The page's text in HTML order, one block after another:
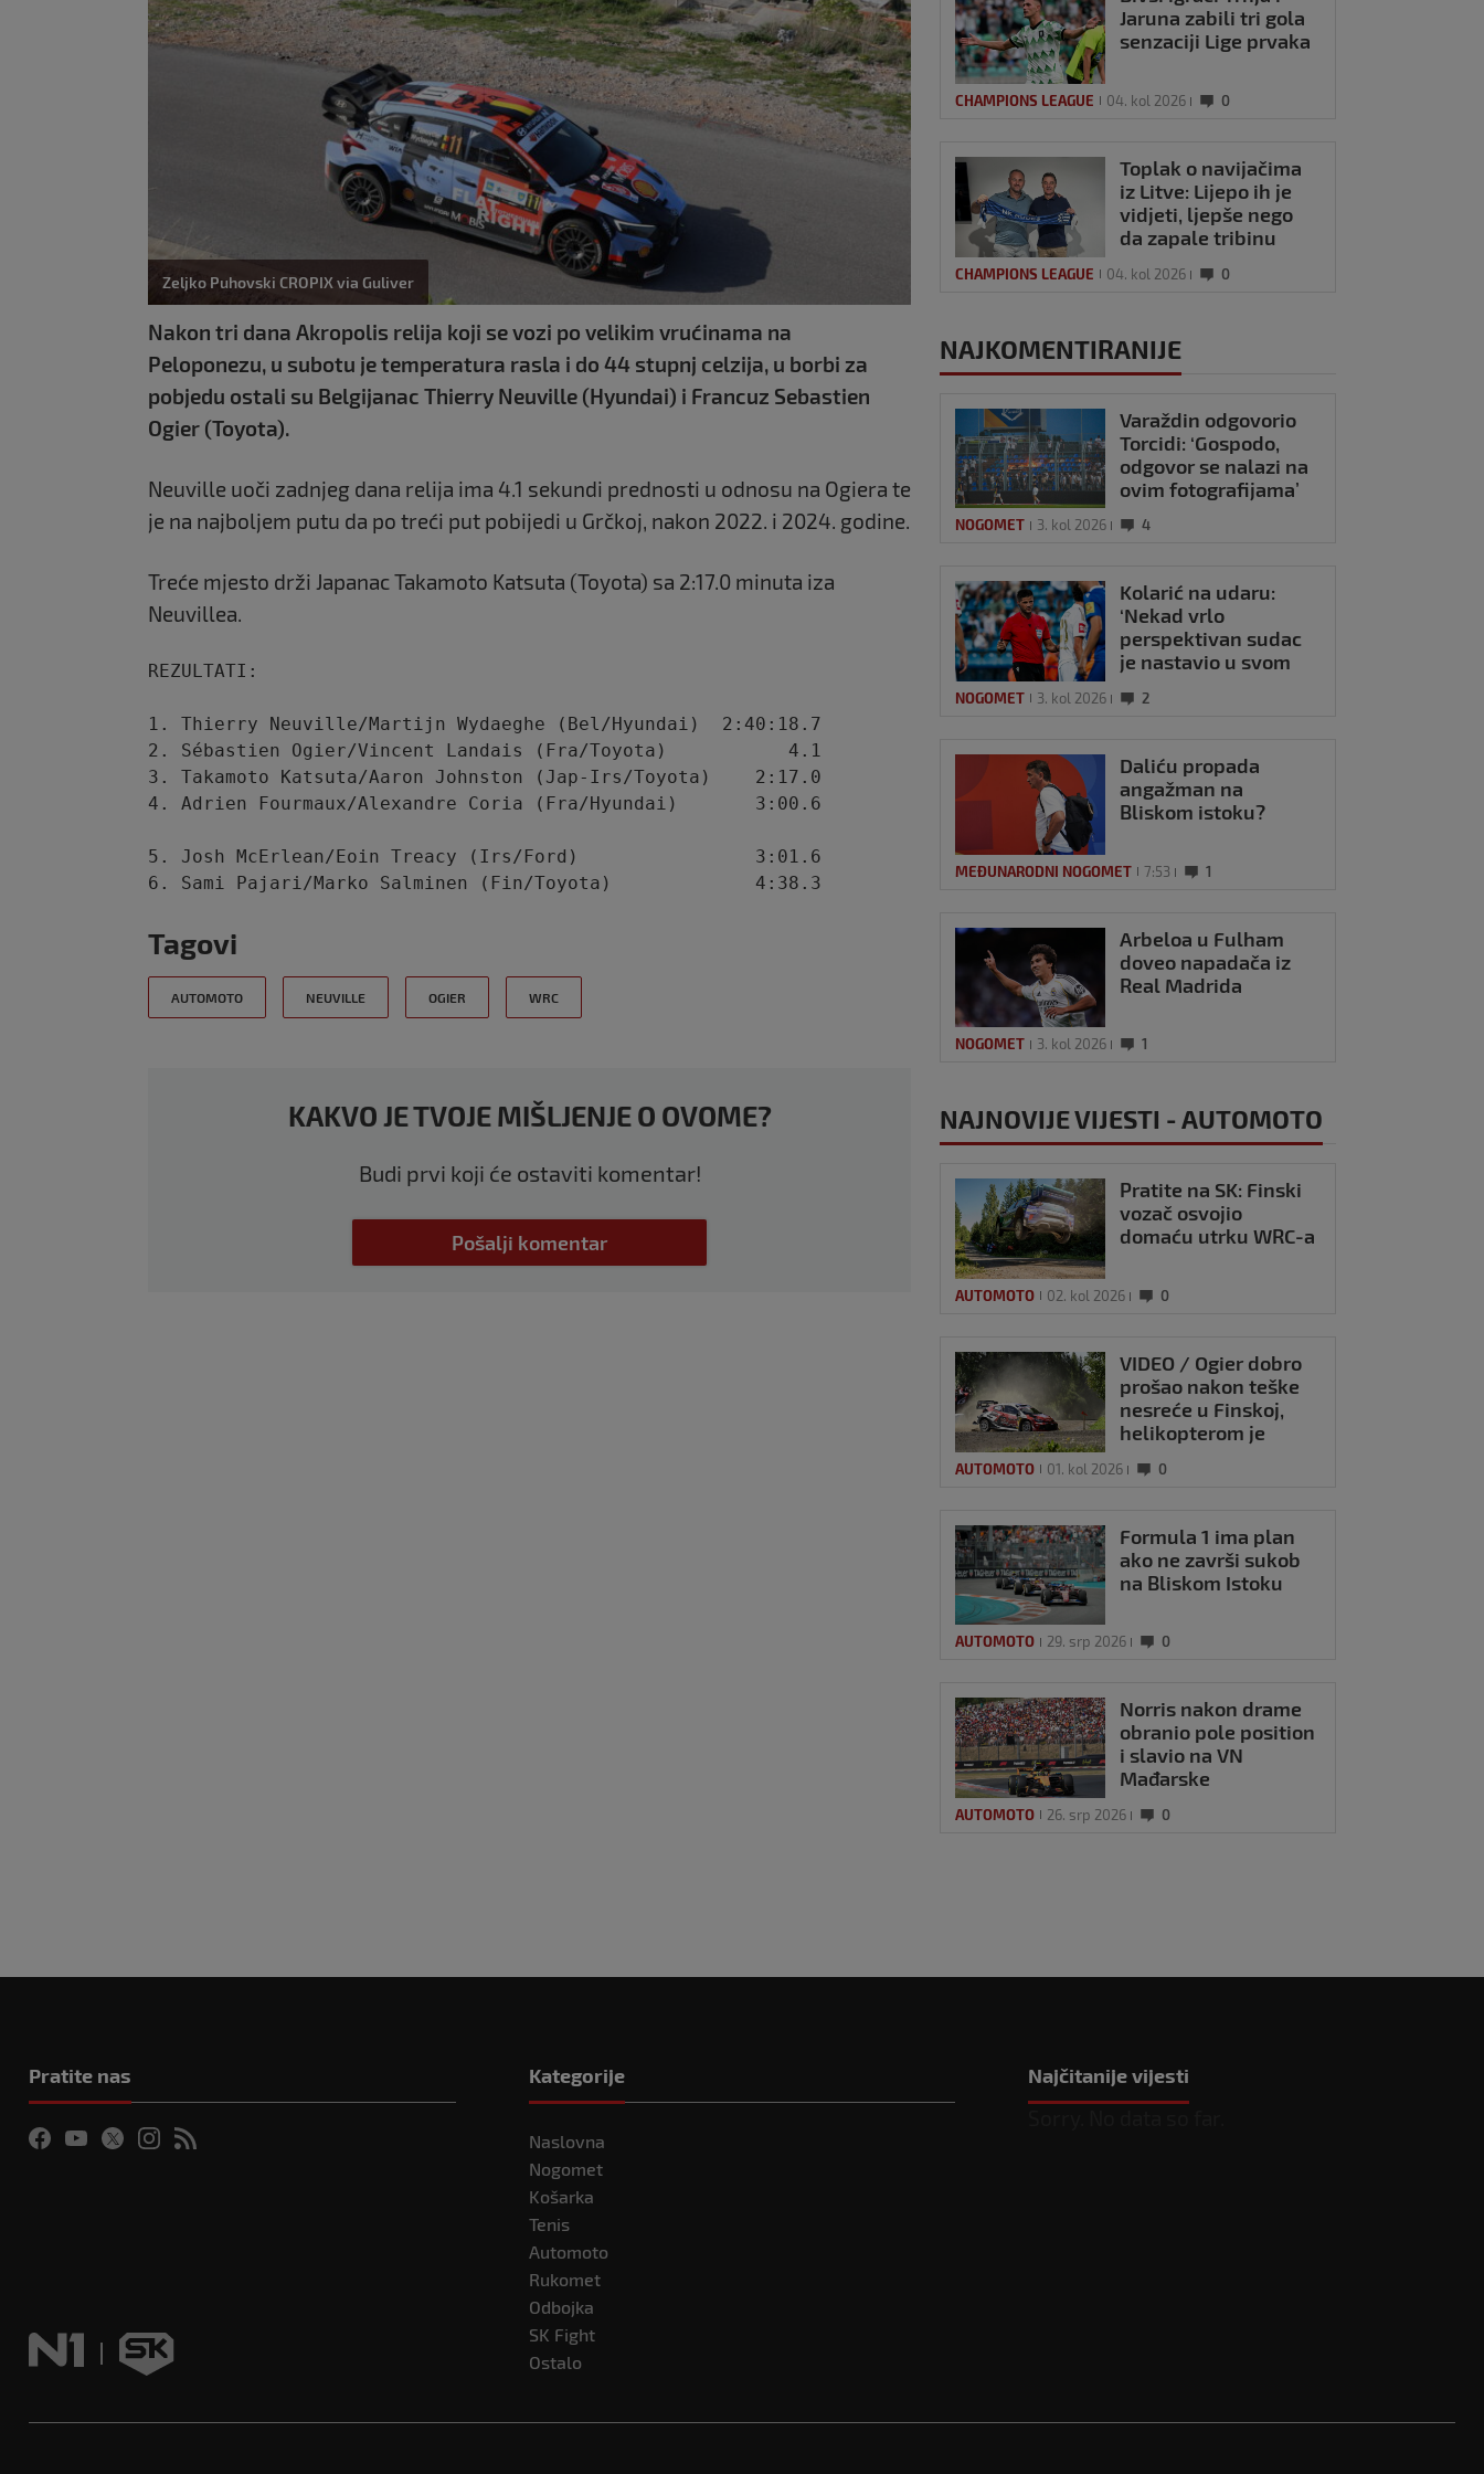
Zeljko Puhovski CROPIX via Guliver
Nakon tri dana Akropolis relija koji se vozi po velikim vrućinama na
Peloponezu, u subotu je temperatura rasla i do 44 stupnj celzija, u borbi za
pobjedu ostali su Belgijanac Thierry Neuville (Hyundai) i Francuz Sebastien
Ogier (Toyota).
Neuville uoči zadnjeg dana relija ima 4.1 sekundi prednosti u odnosu na Ogiera te
je na najboljem putu da po treći put pobijedi u Grčkoj, nakon 2022. i 2024. godine.
Treće mjesto drži Japanac Takamoto Katsuta (Toyota) sa 2:17.0 minuta iza
Neuvillea.
1. Thierry Neuville/Martijn Wydaeghe (Bel/Hyundai)  2:40:18.7
2. Sébastien Ogier/Vincent Landais (Fra/Toyota)           4.1
3. Takamoto Katsuta/Aaron Johnston (Jap-Irs/Toyota)    2:17.0
5. Josh McErlean/Eoin Treacy (Irs/Ford)                3:01.6
6. Sami Pajari/Marko Salminen (Fin/Toyota)             4:38.3
Tagovi
AUTOMOTO NEUVILLE OGIER WRC
KAKVO JE TVOJE MIŠLJENJE O OVOME?
Budi prvi koji će ostaviti komentar!
Pošalji komentar
Jaruna zabili tri gola
senzaciji Lige prvaka
CHAMPIONS LEAGUE 04. kol 2026 0
Toplak o navijačima
iz Litve: Lijepo ih je
vidjeti, ljepše nego
da zapale tribinu
CHAMPIONS LEAGUE 04. kol 2026 0
NAJKOMENTIRANIJE
Varaždin odgovorio
Torcidi: ‘Gospodo,
odgovor se nalazi na
ovim fotografijama’
NOGOMET 3. kol 2026 4
Kolarić na udaru:
‘Nekad vrlo
perspektivan sudac
je nastavio u svom
izdanju’
NOGOMET 3. kol 2026 2
Daliću propada
angažman na
Bliskom istoku?
MEĐUNARODNI NOGOMET 7:53 1
Arbeloa u Fulham
doveo napadača iz
Real Madrida
NOGOMET 3. kol 2026 1
NAJNOVIJE VIJESTI - AUTOMOTO
Pratite na SK: Finski
vozač osvojio
domaću utrku WRC-a
AUTOMOTO 02. kol 2026 0
VIDEO / Ogier dobro
prošao nakon teške
nesreće u Finskoj,
helikopterom je
AUTOMOTO 01. kol 2026 0
Formula 1 ima plan
ako ne završi sukob
na Bliskom Istoku
AUTOMOTO 29. srp 2026 0
Norris nakon drame
obranio pole position
i slavio na VN
Mađarske
AUTOMOTO 26. srp 2026 0
Pratite nas Kategorije
Naslovna
Nogomet
Košarka
Tenis
Automoto
Rukomet
Odbojka
SK Fight
Ostalo
Najčitanije vijesti